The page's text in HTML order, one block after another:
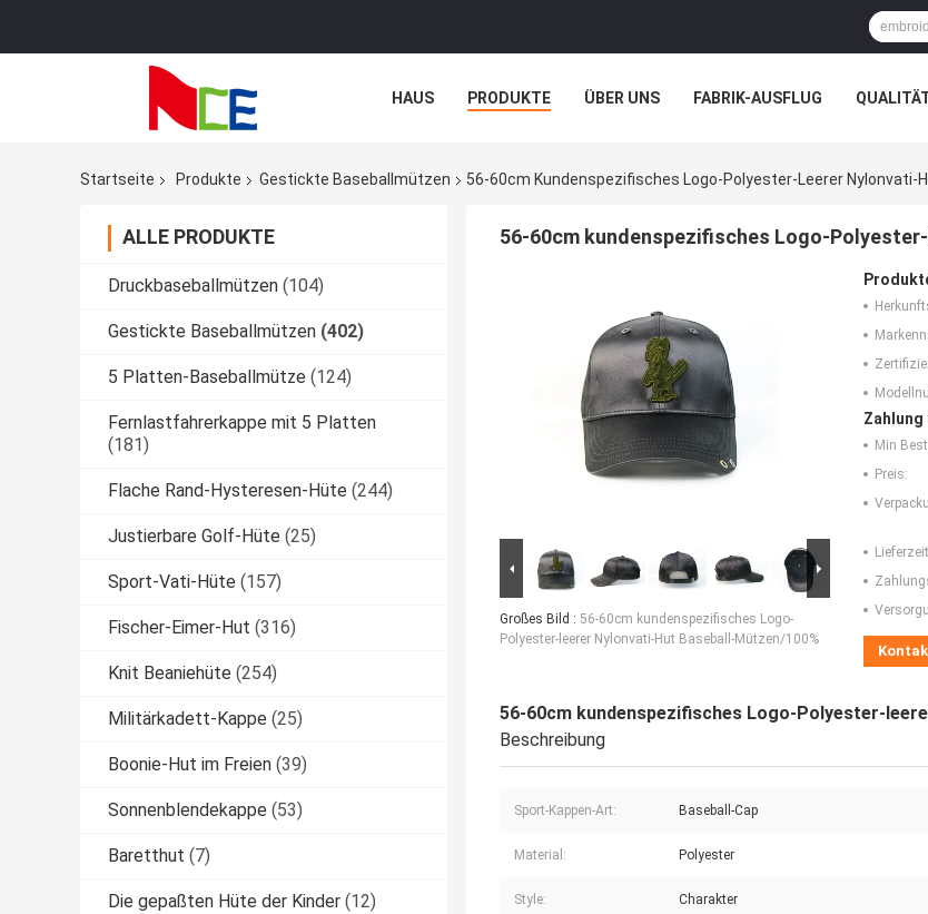
HAUS PRODUKTE ÜBER UNS FABRIK-AUSFLUG
Startseite
Produkte Gestickte Baseballmützen 56-60cm Kundenspezifisches Logo-Polyester-Leerer Nylonvati-
ALLE PRODUKTE
Druckbaseballmützen (104)
Gestickte Baseballmützen (402)
5 Platten-Baseballmütze (124)
Fernlastfahrerkappe mit 5 Platten
(181)
Flache Rand-Hysteresen-Hüte (244)
Justierbare Golf-Hüte (25)
Sport-Vati-Hüte (157)
Fischer-Eimer-Hut (316)
Knit Beaniehüte (254)
Militärkadett-Kappe (25)
Boonie-Hut im Freien (39)
Sonnenblendekappe (53)
Baretthut (7)
Die gepaßten Hüte der Kinder (12)
56-60cm kundenspezifisches Logo-
Großes Bild : 56-60cm kundenspezifisches Logo-
Polyester-leerer Nylonvati-Hut Baseball-Mützen/100%
Zahlung
Min
Preis:
56-60cm kundenspezifisches Logo-Polyester-
Beschreibung
Sport-Kappen-Art: Baseball-Cap
Material: Polyester
Style: Charakter